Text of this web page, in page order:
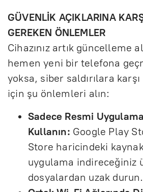
GÜVENLİK AÇIKLARINA
GEREKEN ÖNLEMLER
Cihazınız artık güncelleme
hemen yeni bir telefona
yoksa, siber saldırılara
için şu önlemleri alın:
Sadece Resmi
Kullanın: Google Play
Store haricindeki
uygulama indireceğiniz
dosyalardan uzak durun.